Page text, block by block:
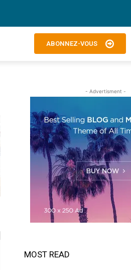
ABONNEZ-VOUS
- Advertisment -
MOST READ